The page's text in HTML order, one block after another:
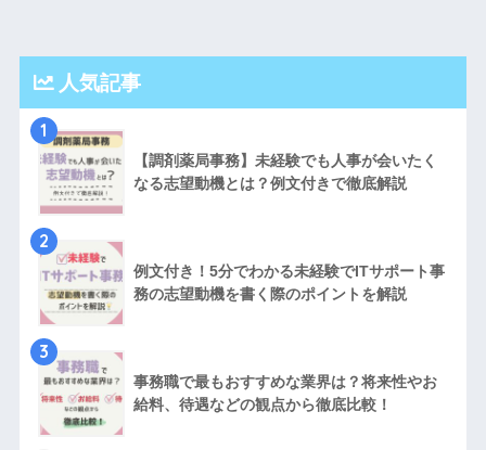
人気記事
1
【調剤薬局事務】未経験でも人事が会いたく
なる志望動機とは？例文付きで徹底解説
2
例文付き！5分でわかる未経験でITサポート事
務の志望動機を書く際のポイントを解説
3
事務職で最もおすすめな業界は？将来性やお
給料、待遇などの観点から徹底比較！